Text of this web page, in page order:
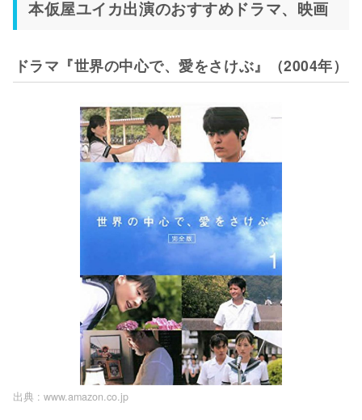
本仮屋ユイカ出演のおすすめドラマ、映画
ドラマ『世界の中心で、愛をさけぶ』（2004年）
出典 : www.amazon.co.jp